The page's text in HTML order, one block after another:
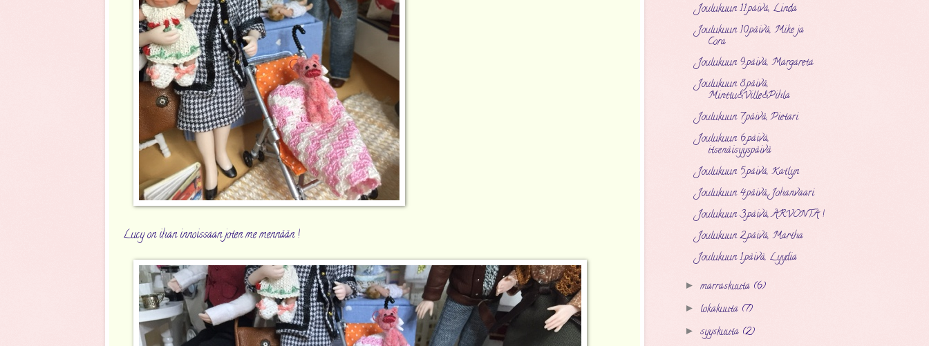
Lucy on ihan innoissaan joten me mennään !
Joulukuun 11.päivä, Linda
Joulukuun 10.päivä, Mike ja
Cora
Joulukuun 9.päivä, Margareta
Joulukuun 8.päivä,
Minttu&Ville&Pihla
Joulukuun 7.päivä, Pietari
Joulukuun 6.päivä,
itsenäisyyspäivä
Joulukuun 5.päivä, Katlyn
Joulukuun 4.päivä, Johanvaari
Joulukuun 3.päivä, ARVONTA !
Joulukuun 2.päivä, Martha
Joulukuun 1.päivä, Lyydia
► marraskuuta (6)
► lokakuuta (7)
► syyskuuta (2)